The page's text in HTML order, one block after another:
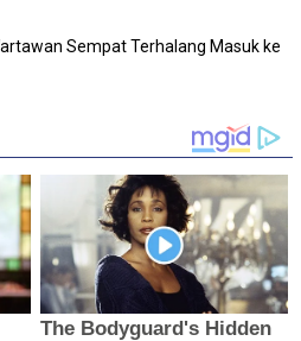
Sempat Terhalang Masuk ke